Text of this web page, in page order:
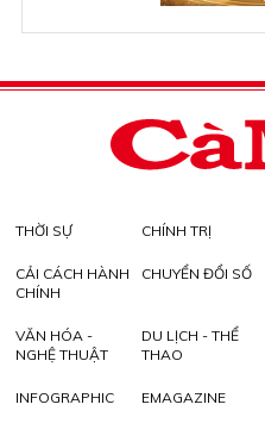
THỜI SỰ CHÍNH TRỊ
CẢI CÁCH HÀNH
CHÍNH
CHUYỂN ĐỔI SỐ
VĂN HÓA -
NGHỆ THUẬT
DU LỊCH - THỂ
THAO
INFOGRAPHIC EMAGAZINE